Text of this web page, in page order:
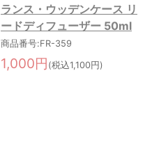
ランス・ウッデンケース リ
ードディフューザー 50ml
商品番号:FR-359
1,000円 (税込1,100円)